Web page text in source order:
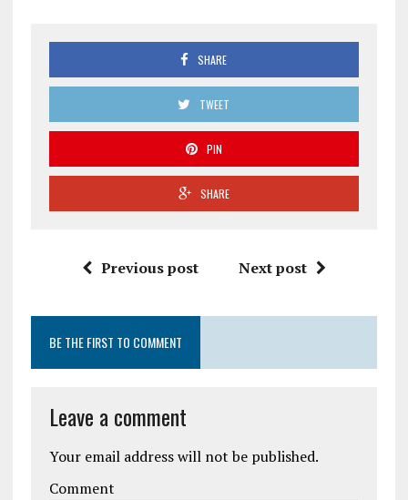
SHARE
TWEET
PIN
SHARE
Previous post Next post
BE THE FIRST TO COMMENT
Leave a comment
Your email address will not be published.
Comment